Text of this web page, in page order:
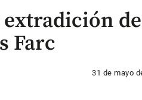
Farc
31 de mayo